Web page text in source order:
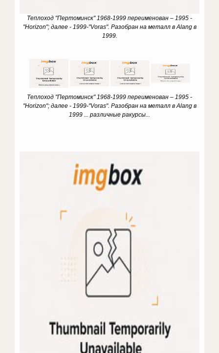
Теплоход "Пертоминск" 1968-1999 переименован – 1995 -
"Horizon"; далее - 1999-"Voras". Разобран на металл в Alang в
1999.
Теплоход "Пертоминск" 1968-1999 переименован – 1995 -
"Horizon"; далее - 1999-"Voras". Разобран на металл в Alang в
1999 ... различные ракурсы...